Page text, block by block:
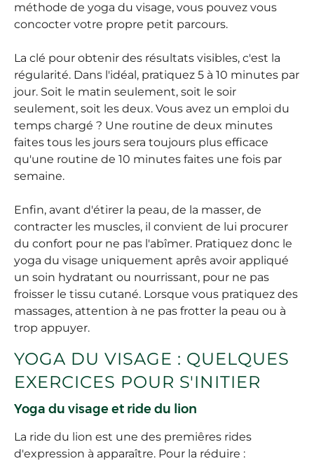
méthode de yoga du visage, vous pouvez vous
concocter votre propre petit parcours.
La clé pour obtenir des résultats visibles, c'est la
régularité. Dans l'idéal, pratiquez 5 à 10 minutes par
jour. Soit le matin seulement, soit le soir
seulement, soit les deux. Vous avez un emploi du
temps chargé ? Une routine de deux minutes
faites tous les jours sera toujours plus efficace
qu'une routine de 10 minutes faites une fois par
semaine.
Enfin, avant d'étirer la peau, de la masser, de
contracter les muscles, il convient de lui procurer
du confort pour ne pas l'abîmer. Pratiquez donc le
yoga du visage uniquement aprês avoir appliqué
un soin hydratant ou nourrissant, pour ne pas
froisser le tissu cutané. Lorsque vous pratiquez des
massages, attention à ne pas frotter la peau ou à
trop appuyer.
YOGA DU VISAGE : QUELQUES
EXERCICES POUR S'INITIER
Yoga du visage et ride du lion
La ride du lion est une des premiêres rides
d'expression à apparaître. Pour la réduire :